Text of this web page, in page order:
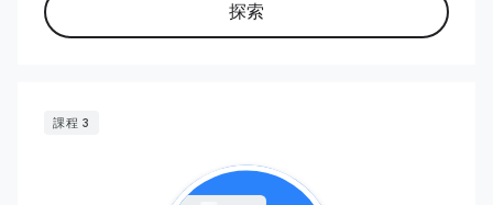
探索
課程 3